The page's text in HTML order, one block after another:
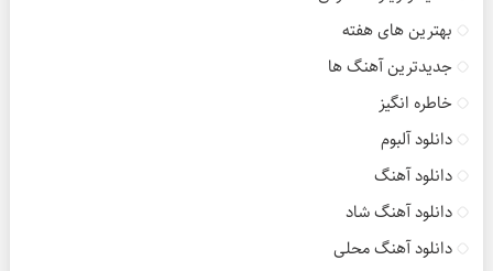
بهترین های هفته
جدیدترین آهنگ ها
خاطره انگیز
دانلود آلبوم
دانلود آهنگ
دانلود آهنگ شاد
دانلود آهنگ محلی